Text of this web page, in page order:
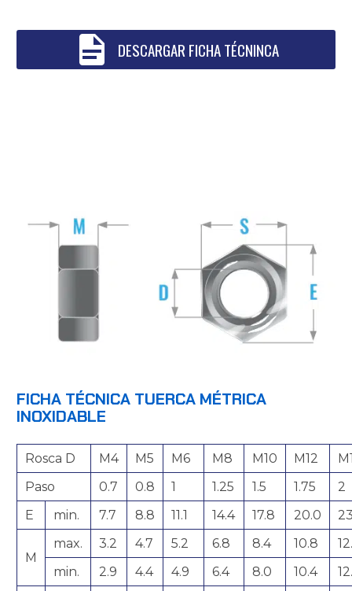
 DESCARGAR FICHA TÉCNINCA
FICHA TÉCNICA TUERCA MÉTRICA
INOXIDABLE
Rosca D M4 M5 M6 M8 M10 M12
Paso
0.7 0.8 1 1.25 1.5 1.75
2
E
min. 7.7 8.8 11.1 14.4 17.8 20.0
M
max. 3.2 4.7 5.2 6.8 8.4 10.8
min.
2.9 4.4 4.9 6.4 8.0 10.4